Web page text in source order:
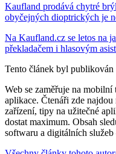
Kaufland prodává chytré
obyčejných dioptrických je
Na Kaufland.cz se letos na
překladačem i hlasovým
Tento článek byl publikován
Web se zaměřuje na
aplikace. Čtenáři zde
zařízení, tipy na užitečné
dostat maximum. Obsah
softwaru a digitálních služeb